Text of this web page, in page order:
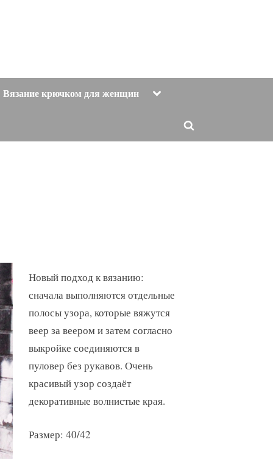
Вязание крючком для женщин Toggle
Toggle
Новый подход к вязанию:
сначала выполняются отдельные
полосы узора, которые вяжутся
веер за веером и затем согласно
выкройке соединяются в
пуловер без рукавов. Очень
красивый узор создаёт
декоративные волнистые края.
Размер: 40/42